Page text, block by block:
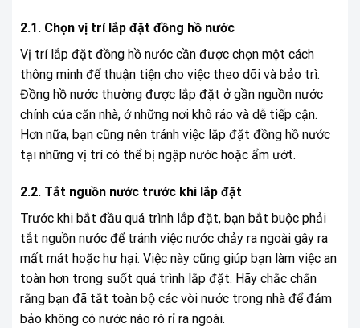
2.1. Chọn vị trí lắp đặt đồng hồ nước
Vị trí lắp đặt đồng hồ nước cần được chọn một cách
thông minh để thuận tiện cho việc theo dõi và bảo trì.
Đồng hồ nước thường được lắp đặt ở gần nguồn nước
chính của căn nhà, ở những nơi khô ráo và dễ tiếp cận.
Hơn nữa, bạn cũng nên tránh việc lắp đặt đồng hồ nước
tại những vị trí có thể bị ngập nước hoặc ẩm ướt.
2.2. Tắt nguồn nước trước khi lắp đặt
Trước khi bắt đầu quá trình lắp đặt, bạn bắt buộc phải
tắt nguồn nước để tránh việc nước chảy ra ngoài gây ra
mất mát hoặc hư hại. Việc này cũng giúp bạn làm việc an
toàn hơn trong suốt quá trình lắp đặt. Hãy chắc chắn
rằng bạn đã tắt toàn bộ các vòi nước trong nhà để đảm
bảo không có nước nào rò rỉ ra ngoài.